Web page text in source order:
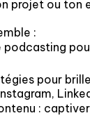
projet ou ton
:
podcasting
pour
: